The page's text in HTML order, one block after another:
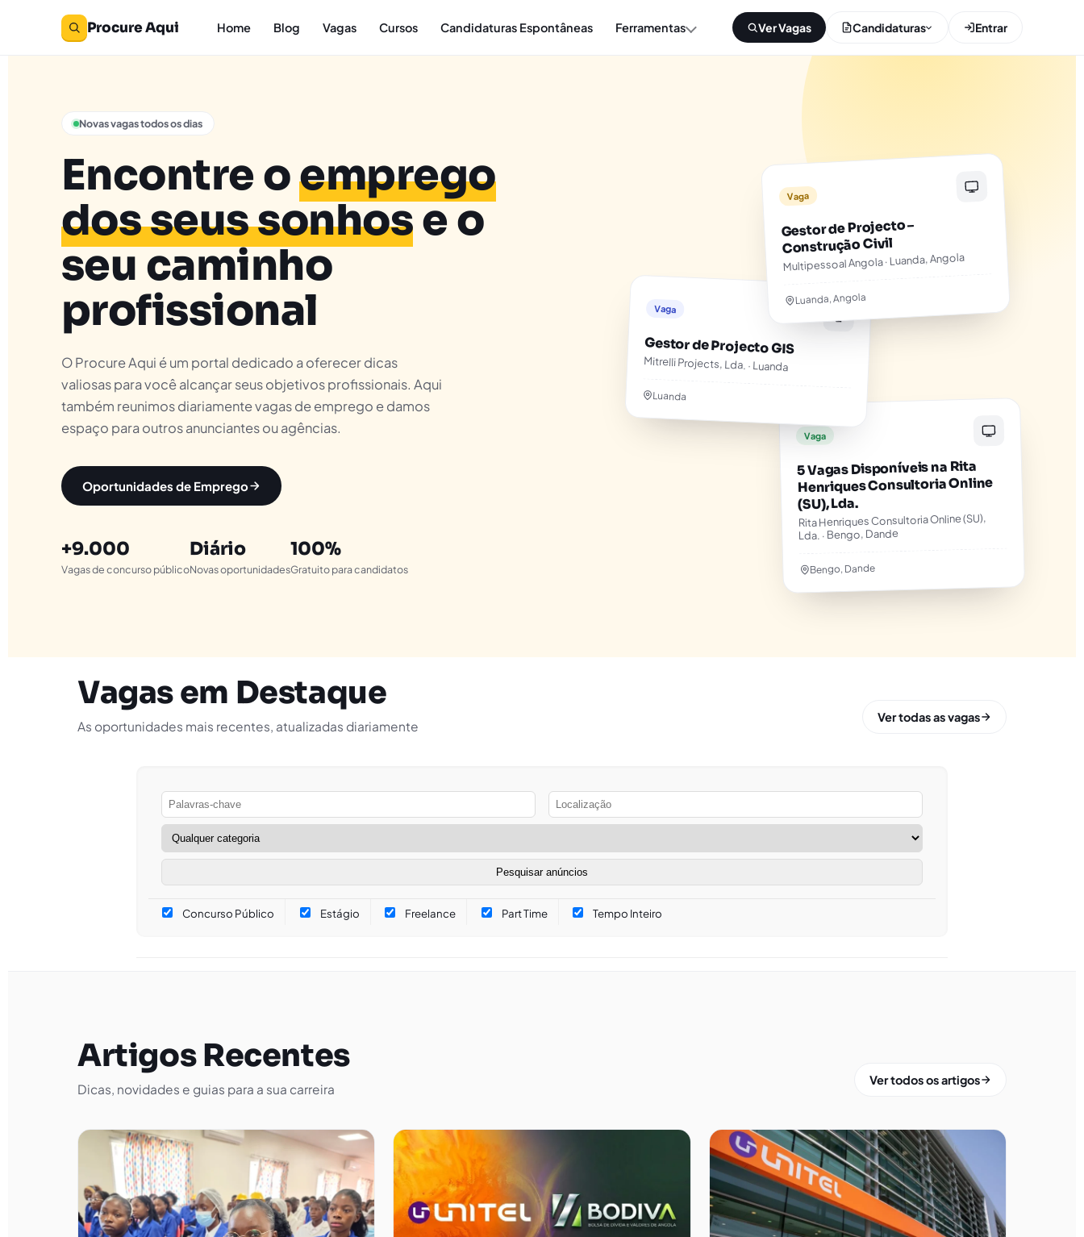
Procure Aqui Home Blog Vagas Cursos Candidaturas Espontâneas Ferramentas Ver Vagas Candidaturas Entrar
Novas vagas todos os dias
Encontre oemprego
dos seus sonhose o
seu caminho
profissional
O Procure Aqui é um portal dedicado a oferecer dicas
valiosas para você alcançar seus objetivos profissionais. Aqui
também reunimos diariamente vagas de emprego e damos
espaço para outros anunciantes ou agências.
Oportunidades de Emprego
+9.000
Vagas de concurso público
Diário
Novas oportunidades
100%
Gratuito para candidatos
Vaga
Gestor de Projecto –
Construção Civil
Multipessoal Angola · Luanda, Angola
Luanda, Angola
Vaga
Gestor de Projecto GIS
Mitrelli Projects, Lda. · Luanda
Luanda
Vaga
5 Vagas Disponíveis na Rita
Henriques Consultoria Online
(SU), Lda.
Rita Henriques Consultoria Online (SU),
Lda. · Bengo, Dande
Bengo, Dande
Vagas em Destaque
As oportunidades mais recentes, atualizadas diariamente
Ver todas as vagas
Concurso Público Estágio Freelance Part Time Tempo Inteiro
Artigos Recentes
Dicas, novidades e guias para a sua carreira
Ver todos os artigos